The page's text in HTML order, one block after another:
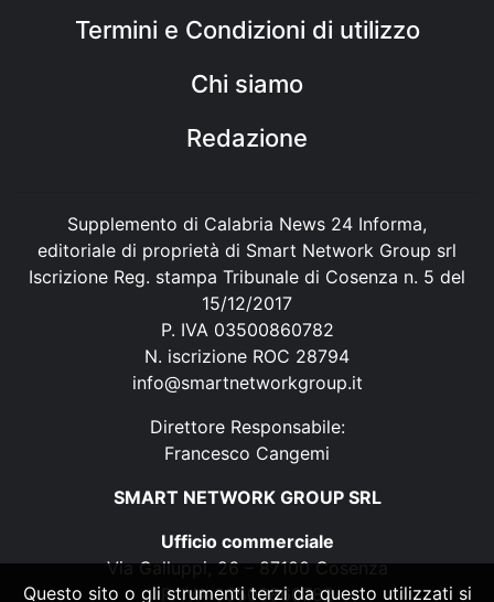
Termini e Condizioni di utilizzo
Chi siamo
Redazione
Supplemento di Calabria News 24 Informa,
editoriale di proprietà di Smart Network Group srl
Iscrizione Reg. stampa Tribunale di Cosenza n. 5 del
15/12/2017
P. IVA 03500860782
N. iscrizione ROC 28794
info@smartnetworkgroup.it
Direttore Responsabile:
Francesco Cangemi
SMART NETWORK GROUP SRL
Ufficio commerciale
Via Galluppi, 26 – 87100 Cosenza
P. IVA 03500860782
Questo sito o gli strumenti terzi da questo utilizzati si